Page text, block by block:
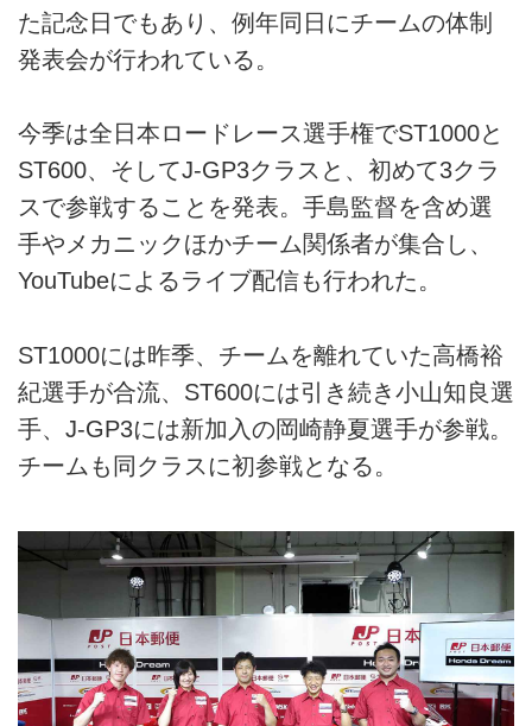
た記念日でもあり、例年同日にチームの体制
発表会が行われている。
今季は全日本ロードレース選手権でST1000と
ST600、そしてJ-GP3クラスと、初めて3クラ
スで参戦することを発表。手島監督を含め選
手やメカニックほかチーム関係者が集合し、
YouTubeによるライブ配信も行われた。
ST1000には昨季、チームを離れていた高橋裕
紀選手が合流、ST600には引き続き小山知良選
手、J-GP3には新加入の岡崎静夏選手が参戦。
チームも同クラスに初参戦となる。